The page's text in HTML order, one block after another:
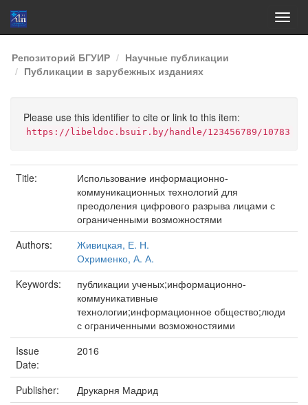
Skip
navigation
Репозиторий БГУИР
Научные публикации
Публикации в зарубежных изданиях
Please use this identifier to cite or link to this item:
https://libeldoc.bsuir.by/handle/123456789/10783
Title:
Использование информационно-
коммуникационных технологий для
преодоления цифрового разрыва лицами с
ограниченными возможностями
Authors:
Живицкая, Е. Н.
Охрименко, А. А.
Keywords:
публикации ученых;информационно-
коммуникативные
технологии;информационное общество;люди
с ограниченными возможностяими
Issue
Date:
2016
Publisher:
Друкарня Мадрид